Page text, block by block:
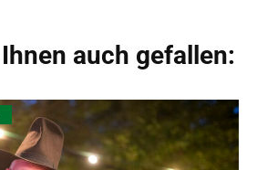
auch gefallen: